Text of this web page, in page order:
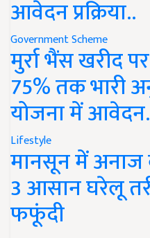
आवेदन प्रक्रिया..
Government Scheme
मुर्रा भैंस खरीद
75% तक भारी
योजना में
Lifestyle
मानसून में
3 आसान घरेलू
फफूंदी